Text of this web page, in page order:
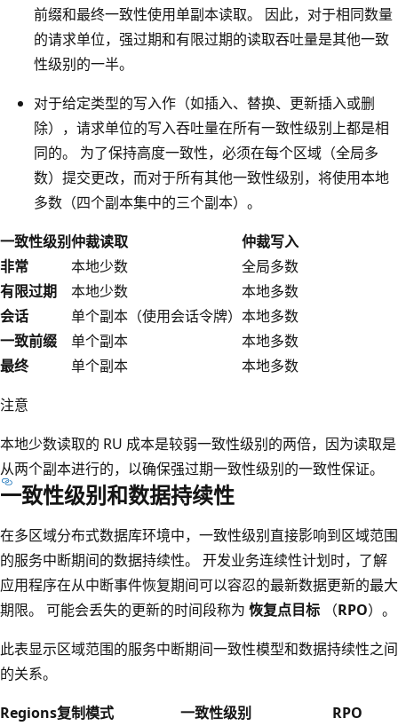
前缀和最终一致性使用单副本读取。 因此，对于相同数量
的请求单位，强过期和有限过期的读取吞吐量是其他一致
性级别的一半。
对于给定类型的写入作（如插入、替换、更新插入或删
除），请求单位的写入吞吐量在所有一致性级别上都是相
同的。 为了保持高度一致性，必须在每个区域（全局多
数）提交更改，而对于所有其他一致性级别，将使用本地
多数（四个副本集中的三个副本）。
一致性级别仲裁读取
仲裁写入
非常
本地少数
全局多数
有限过期
本地少数
本地多数
会话
单个副本（使用会话令牌） 本地多数
一致前缀
单个副本
本地多数
最终
单个副本
本地多数
注意
本地少数读取的 RU 成本是较弱一致性级别的两倍，因为读取是
从两个副本进行的，以确保强过期一致性级别的一致性保证。
一致性级别和数据持续性
在多区域分布式数据库环境中，一致性级别直接影响到区域范围
的服务中断期间的数据持续性。 开发业务连续性计划时，了解
应用程序在从中断事件恢复期间可以容忍的最新数据更新的最大
期限。 可能会丢失的更新的时间段称为 恢复点目标 （RPO）。
此表显示区域范围的服务中断期间一致性模型和数据持续性之间
的关系。
Regions复制模式 一致性级别
RPO